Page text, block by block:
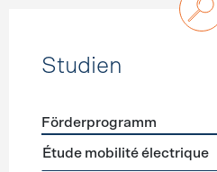
Studien
Förderprogramme Studien
Förderprogramm
Étude mobilité électrique